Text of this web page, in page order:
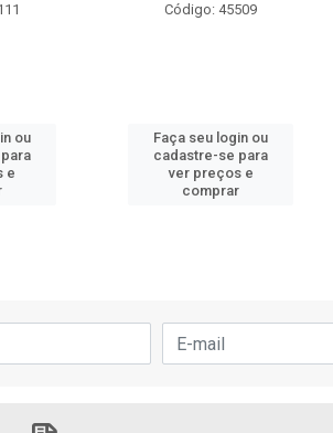
ou
e
Código: 45509
Faça seu login ou
cadastre-se para
ver preços e
comprar